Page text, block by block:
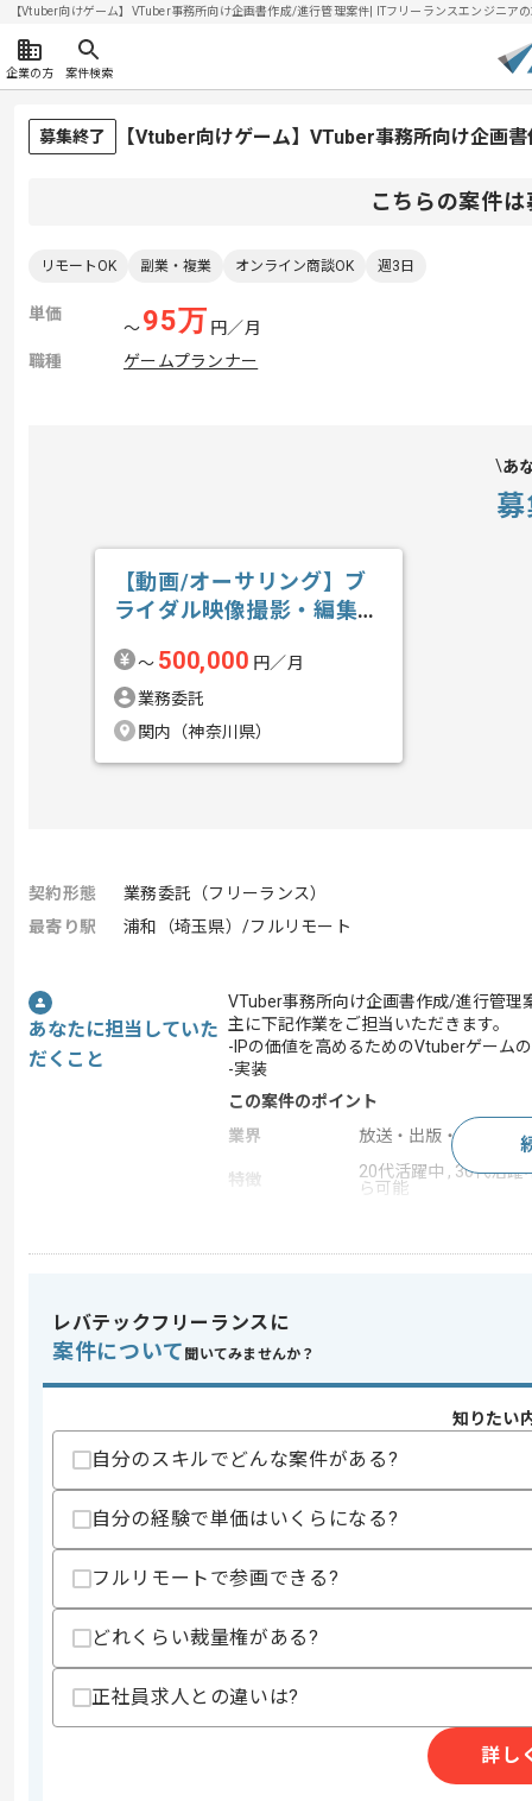
【Vtuber向けゲーム】VTuber事務所向け企画書作成/進行管理案件| ITフリーランスエンジニ
企業の方 案件検索
募集終了 【Vtuber向けゲーム】VTuber事務所向け企画
こちらの案件
リモートOK 副業・複業 オンライン商談OK 週3日
単価
〜95万 円／月
職種
ゲームプランナー
あ
【動画/オーサリング】ブ
ライダル映像撮影・編集の
〜 500,000 円／月
業務委託
関内（神奈川県）
契約形態
業務委託（フリーランス）
最寄り駅
浦和（埼玉県）/フルリモート
あなたに担当していた
だくこと
VTuber事務所向け企画書作成/進行管理
主に下記作業をご担当いただきます。
-IPの価値を高めるためのVtuberゲーム
-実装
この案件のポイント
業界
放送・出版・音楽・芸
特徴
20代活躍中 , 30代活躍
ら可能
・ゲームプランナーとしての実務経験
スキルに不安がある方へ
上記に似た経験やスキルをお持ちであれば申
その他募集要項
商談回数
1回
募集人数
1人
エージェントからのコ
メント
を展開している企業でございます。
今回はVTuber事務所向け企画書作成/進
ゲームプランナーとしての実務経験を
レバテックフリーランスに
案件について 聞いてみませんか？
知りたい
自分のスキルでどんな案件がある?
自分の経験で単価はいくらになる?
フルリモートで参画できる?
どれくらい裁量権がある?
正社員求人との違いは?
詳し